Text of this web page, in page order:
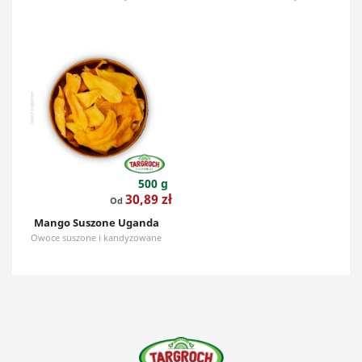
500 g
Od Cena
30,89 zł
Mango Suszone Uganda
Owoce suszone i kandyzowane